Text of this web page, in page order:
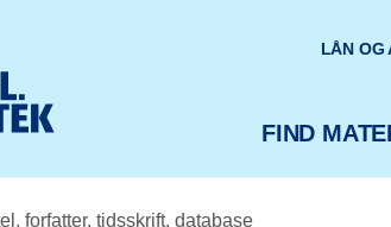
Gå til Det Kongelige Biblioteks
FIND
tidsskrift, database
LÅN OG